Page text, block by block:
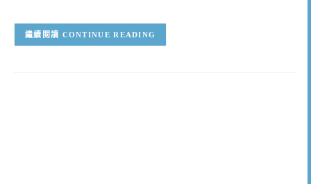
CONTINUE READING